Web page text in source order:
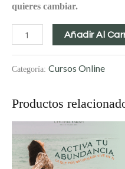
quieres cambiar.
Añadir Al
Categoría: Cursos Online
Productos